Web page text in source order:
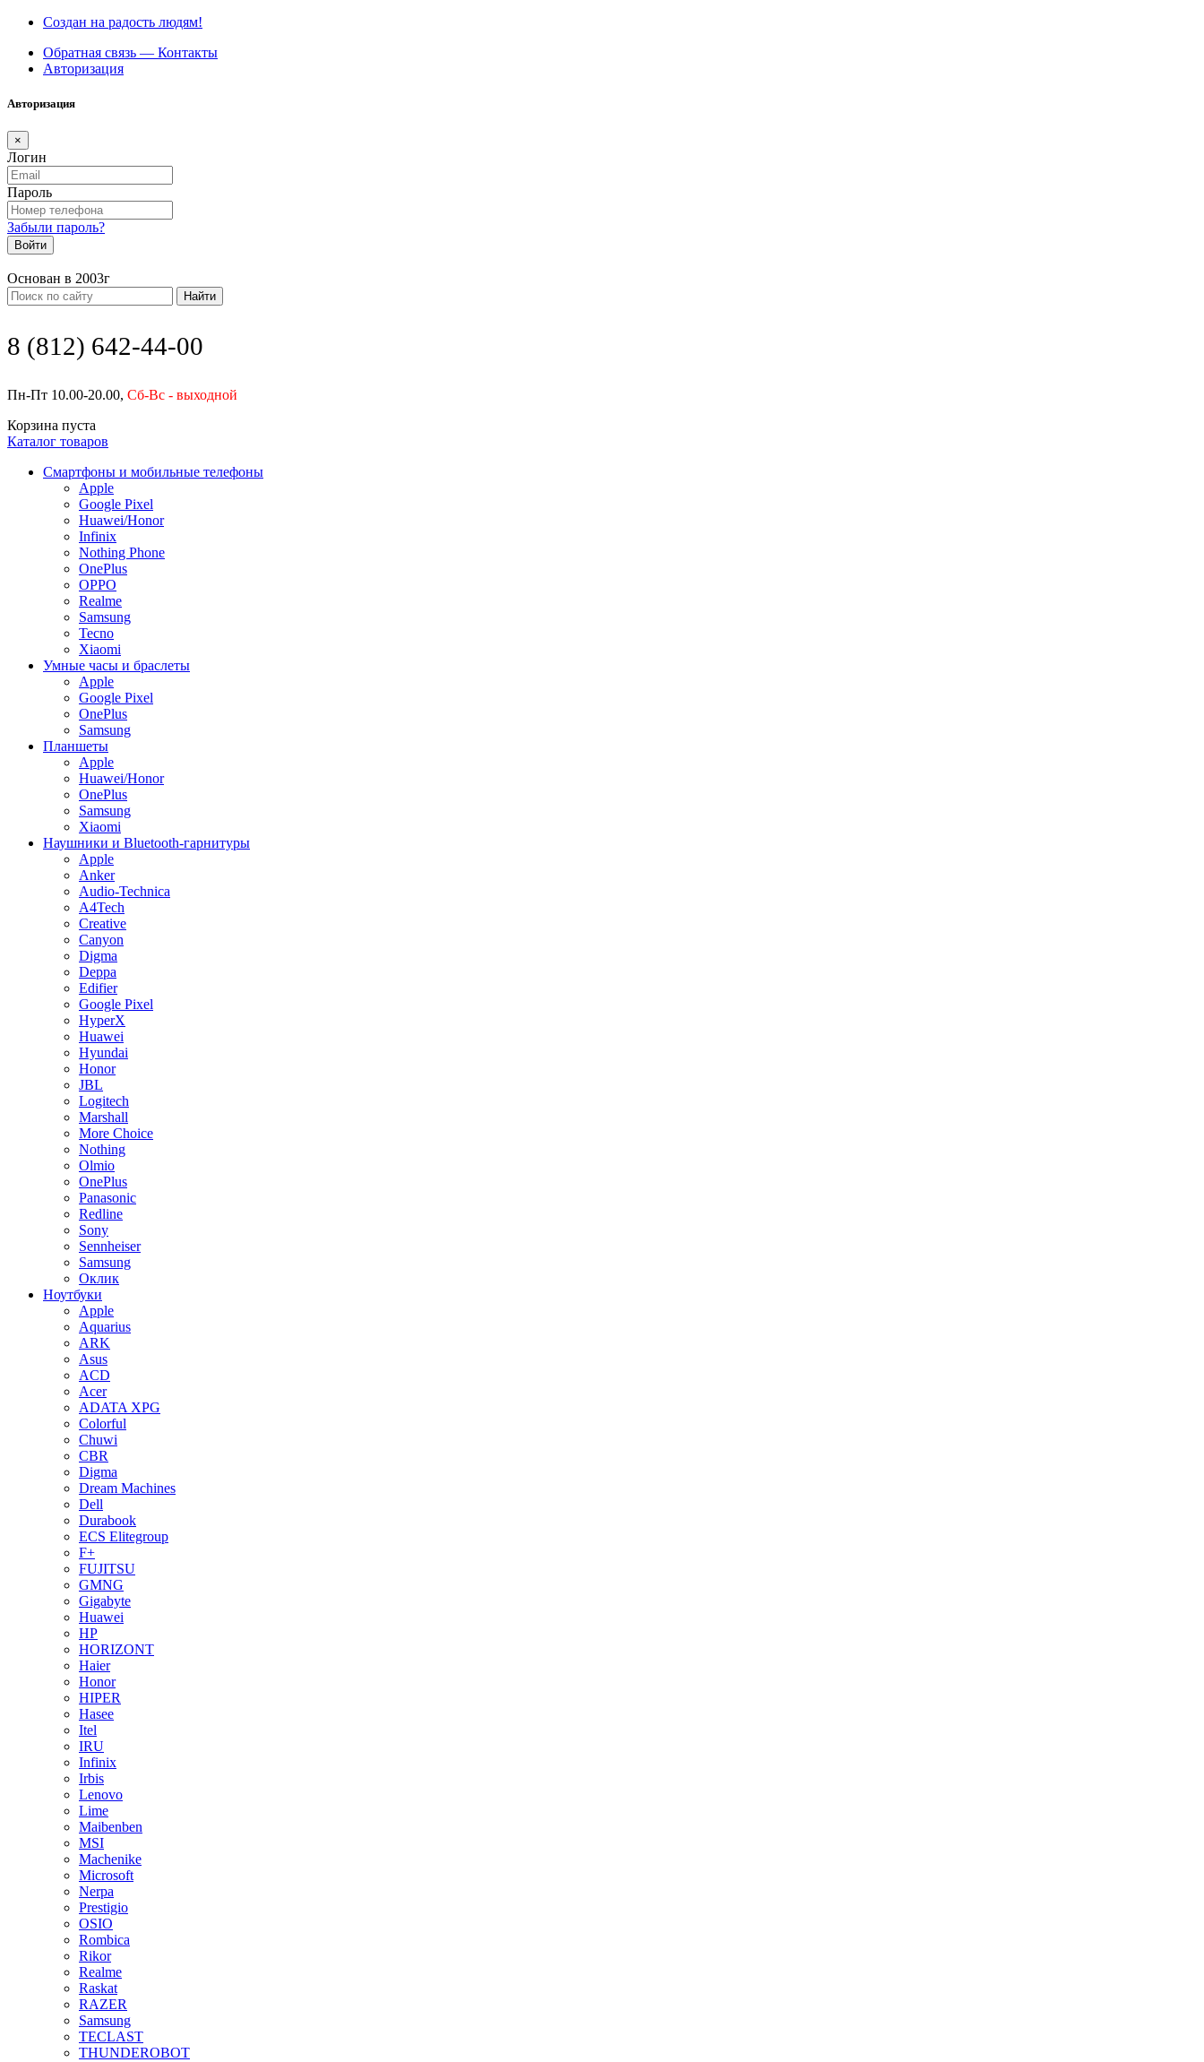
Создан на радость людям!
Обратная связь — Контакты
Авторизация
Авторизация
×
Логин
Пароль
Забыли пароль?
Войти
Основан в 2003г
Найти
8 (812) 642-44-00
Пн-Пт 10.00-20.00, Сб-Вс - выходной
Корзина пуста
Каталог товаров
Смартфоны и мобильные телефоны
Apple
Google Pixel
Huawei/Honor
Infinix
Nothing Phone
OnePlus
OPPO
Realme
Samsung
Tecno
Xiaomi
Умные часы и браслеты
Apple
Google Pixel
OnePlus
Samsung
Планшеты
Apple
Huawei/Honor
OnePlus
Samsung
Xiaomi
Наушники и Bluetooth-гарнитуры
Apple
Anker
Audio-Technica
A4Tech
Creative
Canyon
Digma
Deppa
Edifier
Google Pixel
HyperX
Huawei
Hyundai
Honor
JBL
Logitech
Marshall
More Choice
Nothing
Olmio
OnePlus
Panasonic
Redline
Sony
Sennheiser
Samsung
Оклик
Ноутбуки
Apple
Aquarius
ARK
Asus
ACD
Acer
ADATA XPG
Colorful
Chuwi
CBR
Digma
Dream Machines
Dell
Durabook
ECS Elitegroup
F+
FUJITSU
GMNG
Gigabyte
Huawei
HP
HORIZONT
Haier
Honor
HIPER
Hasee
Itel
IRU
Infinix
Irbis
Lenovo
Lime
Maibenben
MSI
Machenike
Microsoft
Nerpa
Prestigio
OSIO
Rombica
Rikor
Realme
Raskat
RAZER
Samsung
TECLAST
THUNDEROBOT